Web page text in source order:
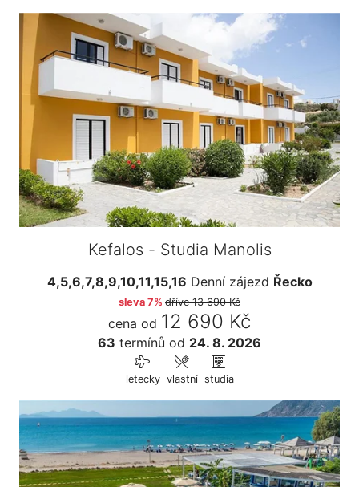
Kefalos - Studia Manolis
4,5,6,7,8,9,10,11,15,16 Denní zájezd Řecko
sleva 7% dříve13 690 Kč
cena od 12 690 Kč
63 termínů od 24. 8. 2026
letecky vlastní studia